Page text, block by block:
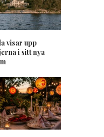
visar upp
i sitt nya